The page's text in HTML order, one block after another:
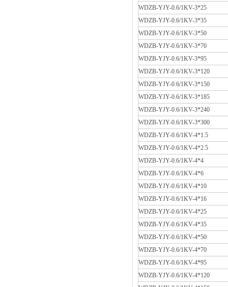
WDZB-YJY-0.6/1KV-3*25
WDZB-YJY-0.6/1KV-3*35
WDZB-YJY-0.6/1KV-3*50
WDZB-YJY-0.6/1KV-3*70
WDZB-YJY-0.6/1KV-3*95
WDZB-YJY-0.6/1KV-3*120
WDZB-YJY-0.6/1KV-3*150
WDZB-YJY-0.6/1KV-3*185
WDZB-YJY-0.6/1KV-3*240
WDZB-YJY-0.6/1KV-3*300
WDZB-YJY-0.6/1KV-4*1.5
WDZB-YJY-0.6/1KV-4*2.5
WDZB-YJY-0.6/1KV-4*4
WDZB-YJY-0.6/1KV-4*6
WDZB-YJY-0.6/1KV-4*10
WDZB-YJY-0.6/1KV-4*16
WDZB-YJY-0.6/1KV-4*25
WDZB-YJY-0.6/1KV-4*35
WDZB-YJY-0.6/1KV-4*50
WDZB-YJY-0.6/1KV-4*70
WDZB-YJY-0.6/1KV-4*95
WDZB-YJY-0.6/1KV-4*120